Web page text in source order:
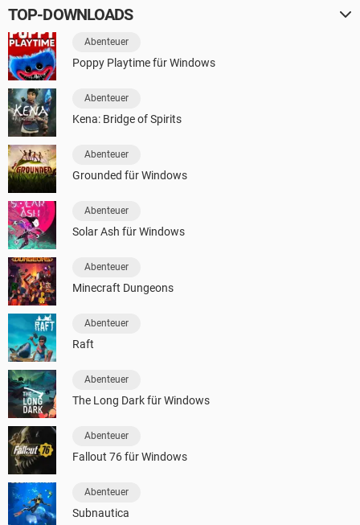
TOP-DOWNLOADS
Abenteuer
Poppy Playtime für Windows
Abenteuer
Kena: Bridge of Spirits
Abenteuer
Grounded für Windows
Abenteuer
Solar Ash für Windows
Abenteuer
Minecraft Dungeons
Abenteuer
Raft
Abenteuer
The Long Dark für Windows
Abenteuer
Fallout 76 für Windows
Abenteuer
Subnautica